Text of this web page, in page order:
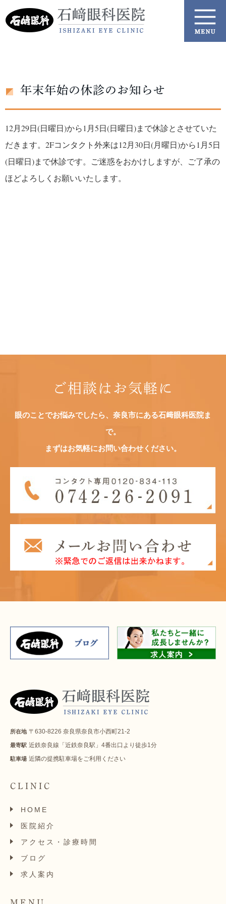
年末年始の休診のお知らせ
12月29日(日曜日)から1月5日(日曜日)まで休診とさせていた
だきます。2Fコンタクト外来は12月30日(月曜日)から1月5日
(日曜日)まで休診です。ご迷惑をおかけしますが、ご了承の
ほどよろしくお願いいたします。
ご相談はお気軽に
眼のことでお悩みでしたら、奈良市にある石﨑眼科医院ま
で。
まずはお気軽にお問い合わせください。
所在地 〒630-8226 奈良県奈良市小西町21-2
最寄駅 近鉄奈良線「近鉄奈良駅」4番出口より徒歩1分
駐車場 近隣の提携駐車場をご利用ください
CLINIC
HOME
医院紹介
アクセス・診療時間
ブログ
求人案内